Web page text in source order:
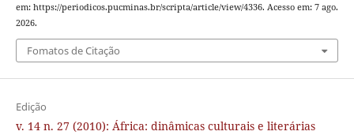
em: https://periodicos.pucminas.br/scripta/article/view/4336. Acesso em: 7 ago.
2026.
Fomatos de Citação
Edição
v. 14 n. 27 (2010): África: dinâmicas culturais e literárias